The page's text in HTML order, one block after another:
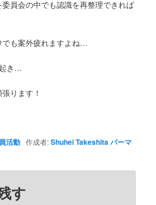
員会の中でも認識を再整理できれば
でも案外疲れますよね…
き…
ります！
活動 作成者:Shuhei Takeshitaパーマ
す